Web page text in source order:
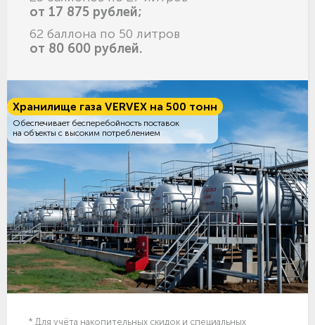
от 17 875 рублей;
62 баллона по 50 литров
от 80 600 рублей.
Хранилище газа VERVEX на 500 тонн
Обеспечивает бесперебойность поставок
на объекты с высоким потреблением
* Для учёта накопительных скидок и специальных